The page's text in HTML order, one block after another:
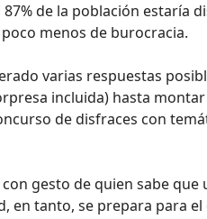
de la población estaría
menos de burocracia.
varias respuestas
incluida) hasta
de disfraces con
gesto de quien sabe que
en tanto, se prepara para